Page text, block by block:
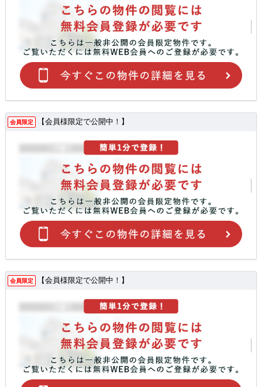
会員限定 【会員様限定で公開中！】
会員限定 【会員様限定で公開中！】